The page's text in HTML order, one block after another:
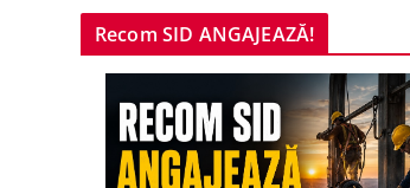
Recom SID ANGAJEAZĂ!